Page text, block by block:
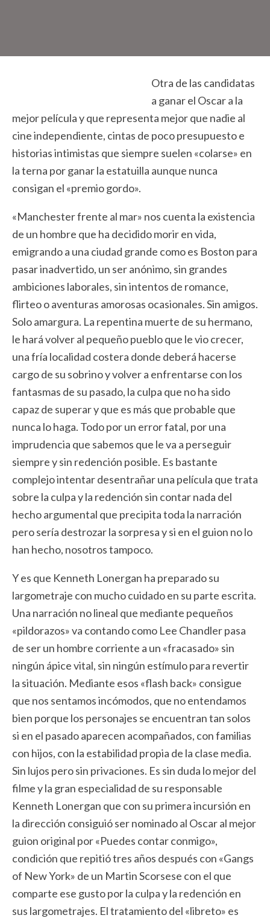
Otra de las candidatas
a ganar el Oscar a la
mejor película y que representa mejor que nadie al
cine independiente, cintas de poco presupuesto e
historias intimistas que siempre suelen «colarse» en
la terna por ganar la estatuilla aunque nunca
consigan el «premio gordo».
«Manchester frente al mar» nos cuenta la existencia
de un hombre que ha decidido morir en vida,
emigrando a una ciudad grande como es Boston para
pasar inadvertido, un ser anónimo, sin grandes
ambiciones laborales, sin intentos de romance,
flirteo o aventuras amorosas ocasionales. Sin amigos.
Solo amargura. La repentina muerte de su hermano,
le hará volver al pequeño pueblo que le vio crecer,
una fría localidad costera donde deberá hacerse
cargo de su sobrino y volver a enfrentarse con los
fantasmas de su pasado, la culpa que no ha sido
capaz de superar y que es más que probable que
nunca lo haga. Todo por un error fatal, por una
imprudencia que sabemos que le va a perseguir
siempre y sin redención posible. Es bastante
complejo intentar desentrañar una película que trata
sobre la culpa y la redención sin contar nada del
hecho argumental que precipita toda la narración
pero sería destrozar la sorpresa y si en el guion no lo
han hecho, nosotros tampoco.
Y es que Kenneth Lonergan ha preparado su
largometraje con mucho cuidado en su parte escrita.
Una narración no lineal que mediante pequeños
«pildorazos» va contando como Lee Chandler pasa
de ser un hombre corriente a un «fracasado» sin
ningún ápice vital, sin ningún estímulo para revertir
la situación. Mediante esos «flash back» consigue
que nos sentamos incómodos, que no entendamos
bien porque los personajes se encuentran tan solos
si en el pasado aparecen acompañados, con familias
con hijos, con la estabilidad propia de la clase media.
Sin lujos pero sin privaciones. Es sin duda lo mejor del
filme y la gran especialidad de su responsable
Kenneth Lonergan que con su primera incursión en
la dirección consiguió ser nominado al Oscar al mejor
guion original por «Puedes contar conmigo»,
condición que repitió tres años después con «Gangs
of New York» de un Martin Scorsese con el que
comparte ese gusto por la culpa y la redención en
sus largometrajes. El tratamiento del «libreto» es